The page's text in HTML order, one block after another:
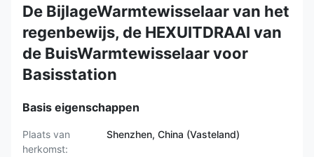
De BijlageWarmtewisselaar van het
regenbewijs, de HEXUITDRAAI van
de BuisWarmtewisselaar voor
Basisstation
Basis eigenschappen
Plaats van
herkomst:
Shenzhen, China (Vasteland)